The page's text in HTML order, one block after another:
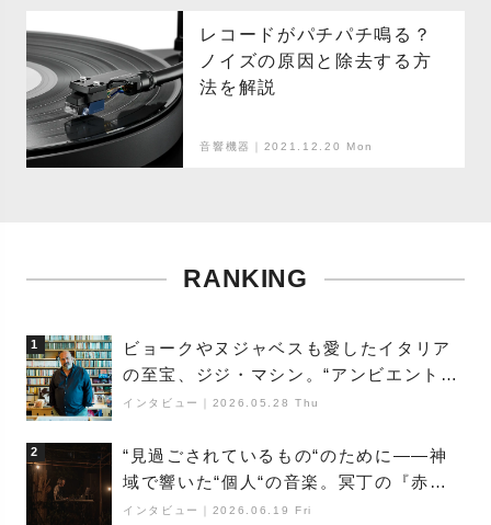
レコードがパチパチ鳴る？
ノイズの原因と除去する方
法を解説
音響機器｜2021.12.20 Mon
RANKING
1
ビョークやヌジャベスも愛したイタリア
の至宝、ジジ・マシン。“アンビエントの
巨匠”が明かす創作の原点と、「動き」に
インタビュー 2026.05.28 Thu
2
“見過ごされているもの“のために――神
域で響いた“個人“の音楽。冥丁の『赤城
夜神楽』をレポート
インタビュー 2026.06.19 Fri